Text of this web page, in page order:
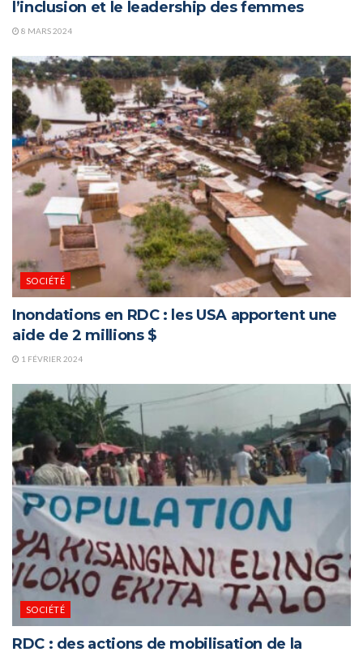
l’inclusion et le leadership des femmes
8 MARS 2024
SOCIÉTÉ
Inondations en RDC : les USA apportent une
aide de 2 millions $
1 FÉVRIER 2024
SOCIÉTÉ
RDC : des actions de mobilisation de la